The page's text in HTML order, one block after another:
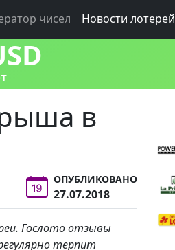
чисел Новости лотерей
в
ОПУБЛИКОВАНО
27.07.2018
Гослото отзывы
терпит